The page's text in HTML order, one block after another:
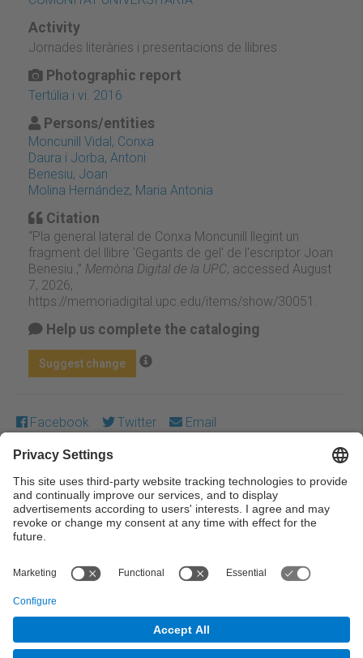
Activity
Jornades literàries i presentacions de llibres
Photographic report
Tertúlia i vi. 2016
Persons/entities
Moncunill Vidal, Conxa
Daura i Jorba, Antoni
Benesiu, Joan
Molina Hernández, Maria Antonia
Citation
“Pla general lateral de Conxa Moncunill llegint un
fragment del llibre 'Gegants de gel' de l'escriptor Joan
Benesiu.,” Memòria Digital de la UPC, accessed August
7, 2026,
https://memoriadigital.upc.edu/items/show/30051
Help us complete the cataloging
Suggest change
Facebook Twitter Email
Except where otherwise noted, content on this work is
licensed under a Creative Commons license:Attribution-
NonCommercial-NoDerivs 4.0 Generic